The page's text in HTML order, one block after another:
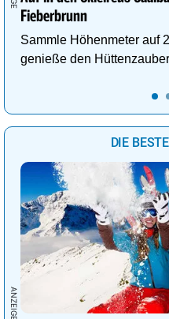
Fieberbrunn
Sammle Höhenmeter auf
genieße den
DIE